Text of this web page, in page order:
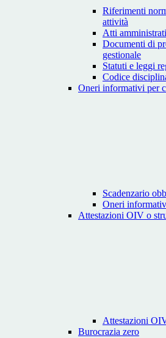
Riferimenti
attività
Atti
Documenti di
gestionale
Statuti e leggi
Codice
Oneri informativi per
Scadenzario
Oneri
Attestazioni OIV o
Attestazioni
Burocrazia zero